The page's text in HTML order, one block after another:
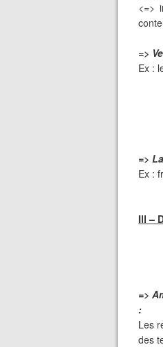
<=>
=>
Ex :
=>
Ex :
III –
=>
:
Les
des